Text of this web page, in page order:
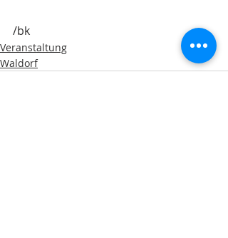
/bk
Veranstaltung
Waldorf